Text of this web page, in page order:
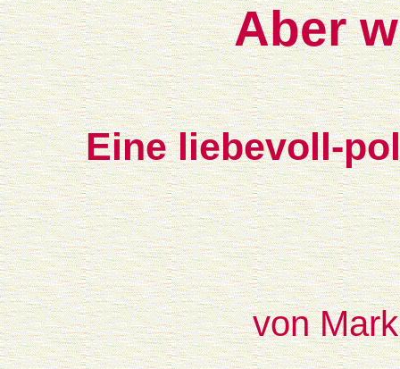
Aber
Eine liebevoll-
von